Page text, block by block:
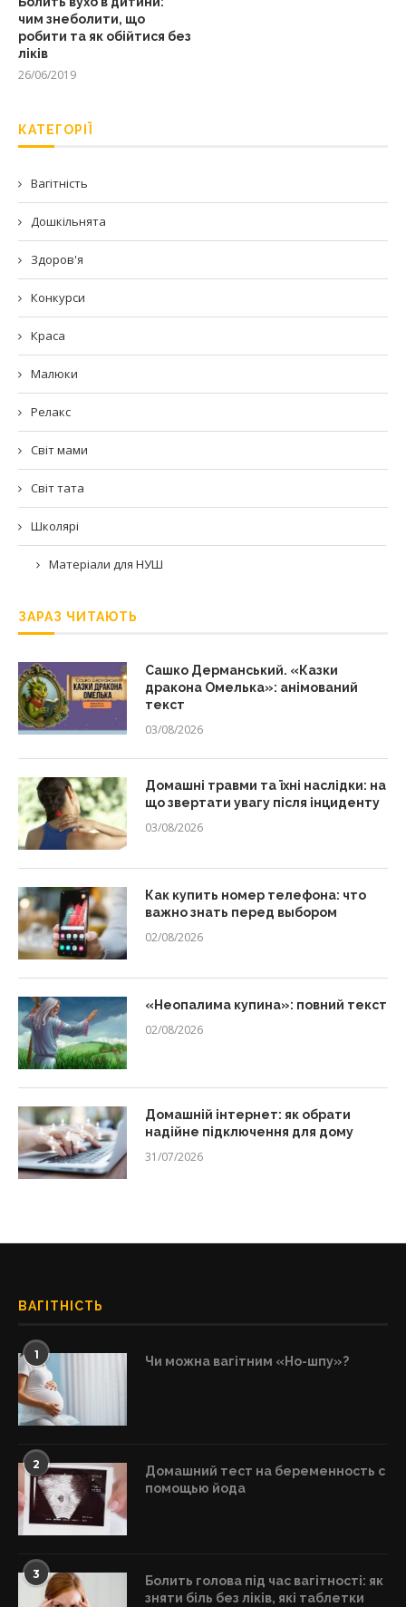
чим знеболити, що
робити та як обійтися без
ліків
26/06/2019
КАТЕГОРІЇ
Вагітність
Дошкільнята
Здоров'я
Конкурси
Краса
Малюки
Релакс
Світ мами
Світ тата
Школярі
Матеріали для НУШ
ЗАРАЗ ЧИТАЮТЬ
Сашко Дерманський. «Казки
дракона Омелька»: анімований
текст
03/08/2026
Домашні травми та їхні наслідки: на
що звертати увагу після інциденту
03/08/2026
Как купить номер телефона: что
важно знать перед выбором
02/08/2026
«Неопалима купина»: повний текст
02/08/2026
Домашній інтернет: як обрати
надійне підключення для дому
31/07/2026
ВАГІТНІСТЬ
1 Чи можна вагітним «Но-шпу»?
2
Домашний тест на беременность с
помощью йода
3
Болить голова під час вагітності: як
зняти біль без ліків, які таблетки